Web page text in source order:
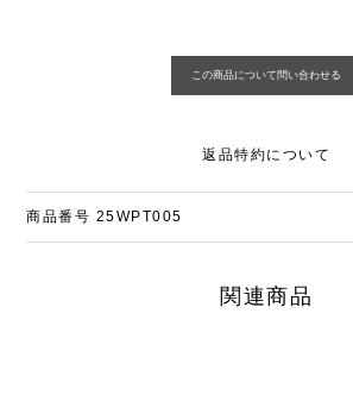
返品特約について
商品番号 25WPT005
関連商品